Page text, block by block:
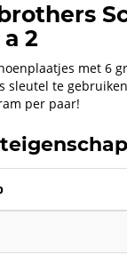
2
met 6
sleutel te
per paar!